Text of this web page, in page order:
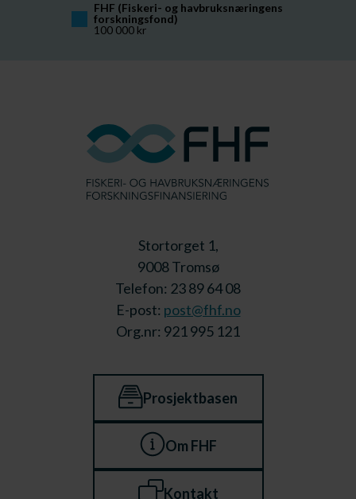
FHF (Fiskeri- og havbruksnæringens
forskningsfond)
100 000 kr
Stortorget 1,
9008 Tromsø
Telefon: 23 89 64 08
E-post: post@fhf.no
Org.nr: 921 995 121
Prosjektbasen
Om FHF
Kontakt